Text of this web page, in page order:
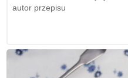
autor przepisu